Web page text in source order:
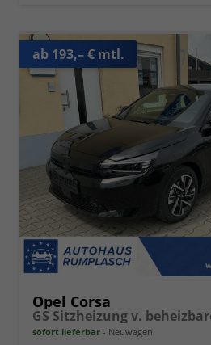
ab 193,– € mtl.
Opel Corsa
sofort lieferbar Neuwagen